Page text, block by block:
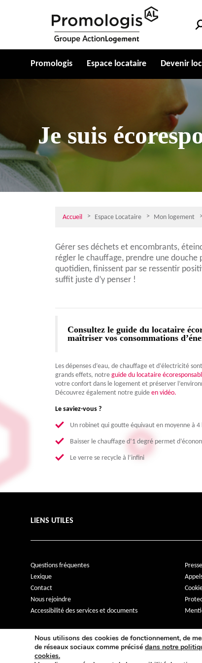
Promologis Espace locataire Devenir
Je suis
Accueil Espace Locataire Mon logement
Gérer ses déchets et encombrants,
régler le chauffage, prendre une douche
quotidien, finissent par se ressentir
suffit juste d’y penser !
Consultez le guide du locataire
maîtriser vos consommations
Les dépenses d’eau, de chauffage et d’électricité
grands effets, notre guide du locataire
votre confort dans le logement et préserver
Découvrez également notre guide en vidéo.
Le saviez-vous ?
Un robinet qui goutte équivaut en moyenne à
Baisser le chauffage d’1 degré permet
Le verre se recycle à l’infini
LIENS UTILES
Questions fréquentes
Lexique
Contact
Nous rejoindre
Accessibilité des services et documents
Presse
© Promologis 2026
Nous utilisons des cookies de fonctionnement, de
de réseaux sociaux comme précisé dans notre
cookies.